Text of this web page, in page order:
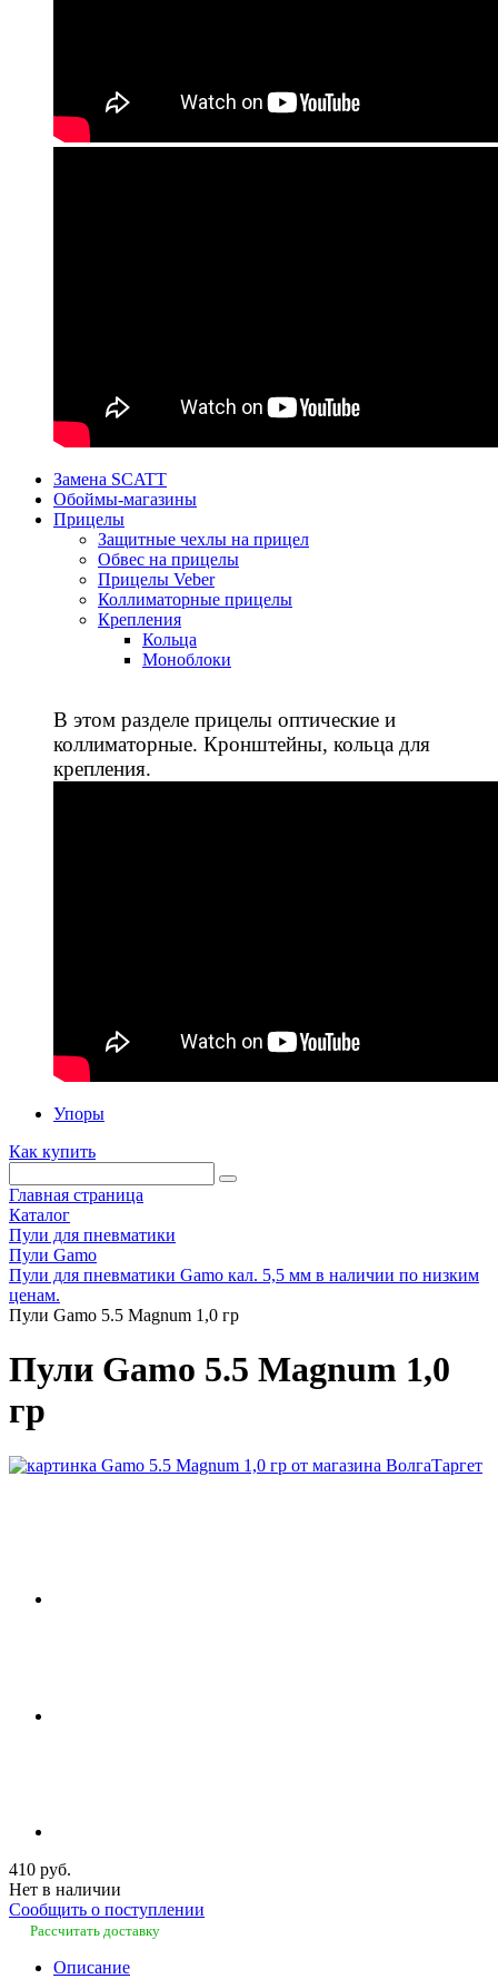
Замена SCATT
Обоймы-магазины
Прицелы
Защитные чехлы на прицел
Обвес на прицелы
Прицелы Veber
Коллиматорные прицелы
Крепления
Кольца
Моноблоки
В этом разделе прицелы оптические и
коллиматорные. Кронштейны, кольца для
крепления.
Упоры
Как купить
Главная страница
Каталог
Пули для пневматики
Пули Gamo
Пули для пневматики Gamo кал. 5,5 мм в наличии по низким
ценам.
Пули Gamo 5.5 Magnum 1,0 гр
Пули Gamo 5.5 Magnum 1,0
гр
410 руб.
Нет в наличии
Сообщить о поступлении
Рассчитать доставку
Описание